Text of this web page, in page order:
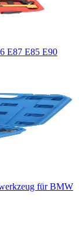
E87 E85 E90
für BMW